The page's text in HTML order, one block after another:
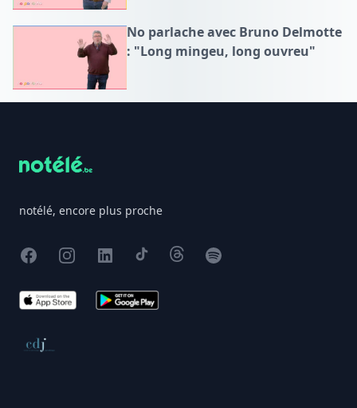
No parlache avec Bruno Delmotte
: "Long mingeu, long ouvreu"
notélé, encore plus proche
FacebookInstagram
X TikTokThreadsSpotify
App Store Google Play
Conseil de déontologie journalistique